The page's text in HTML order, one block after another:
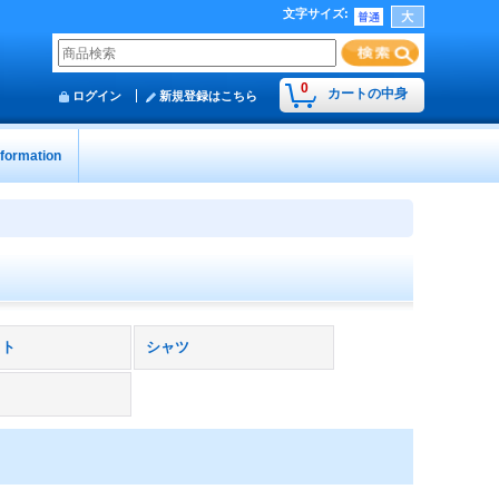
文字サイズ:
0 カートの中身
ログイン 新規登録はこちら
シャツ